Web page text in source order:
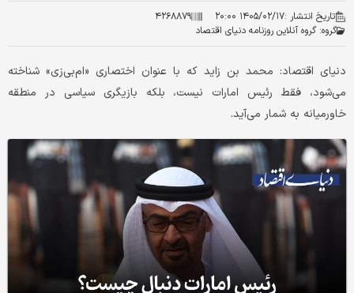
تاریخ انتشار :۱۴۰۵/۰۲/۱۷ ۲۰:۰۰
۴۲۶۸۸۷۹
گروه: گروه آنلاین روزنامه دنیای اقتصاد
دنیای اقتصاد: محمد بن زاید که با عنوان اختصاری «ام‌بی‌زی» شناخته
می‌شود، فقط رئیس امارات نیست، بلکه بازیگری سیاسی در منطقه
خاورمیانه به شمار می‌آید.